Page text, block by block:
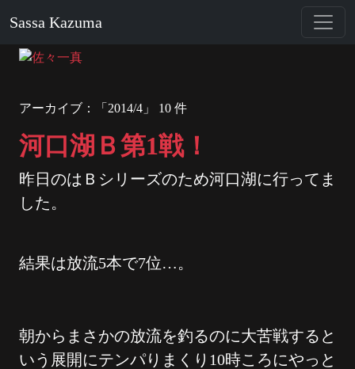
Sassa Kazuma
アーカイブ：「2014/4」 10 件
河口湖Ｂ第1戦！
昨日のはＢシリーズのため河口湖に行ってま
した。
結果は放流5本で7位…。
朝からまさかの放流を釣るのに大苦戦すると
いう展開にテンパりまくり10時ころにやっと